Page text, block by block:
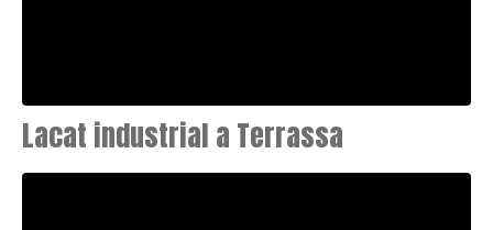
Lacat industrial a Terrassa